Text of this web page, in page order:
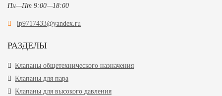
Пн—Пт 9:00—18:00
ip9717433@yandex.ru
РАЗДЕЛЫ
Клапаны общетехнического назначения
Клапаны для пара
Клапаны для высокого давления